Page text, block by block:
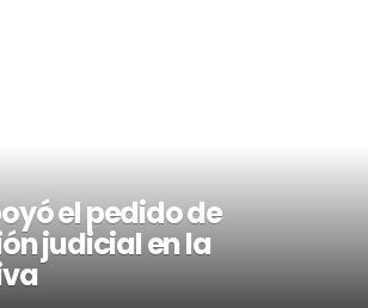
el pedido de
judicial en la